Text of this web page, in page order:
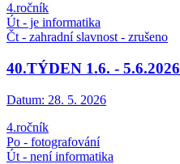
4.ročník
Út - je informatika
Čt - zahradní slavnost - zrušeno
40.TÝDEN 1.6. - 5.6.2026
Datum: 28. 5. 2026
4.ročník
Po - fotografování
Út - není informatika